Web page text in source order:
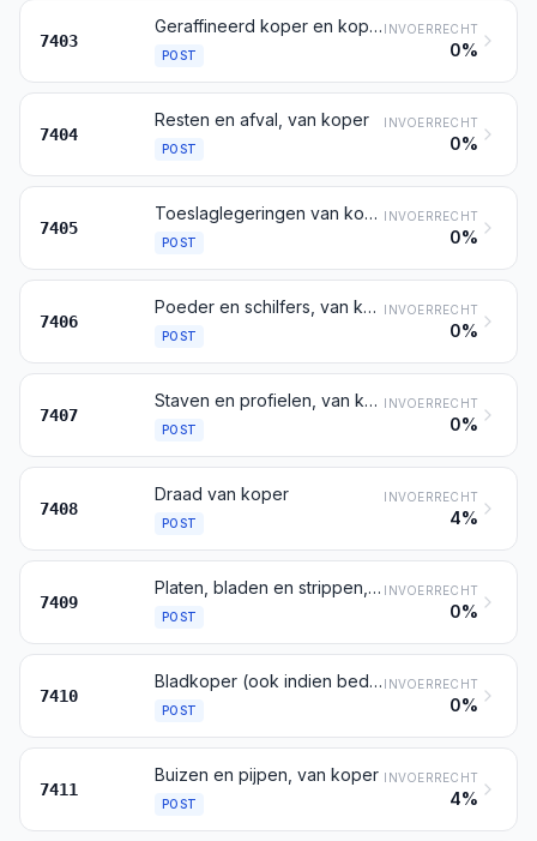
7403
Geraffineerd koper en koperlegeringen, ruw
POST
INVOERRECHT
0%
7404
Resten en afval, van koper
POST
INVOERRECHT
0%
7405
Toeslaglegeringen van koper
POST
INVOERRECHT
0%
7406
Poeder en schilfers, van koper
POST
INVOERRECHT
0%
7407
Staven en profielen, van koper
POST
INVOERRECHT
0%
7408
Draad van koper
POST
INVOERRECHT
4%
7409
Platen, bladen en strippen, van koper, met een dikte van meer dan 0,15 mm
POST
INVOERRECHT
0%
7410
Bladkoper (ook indien bedrukt of op een drager van papier, van karton, van kunststof of op dergelijke dragers) met een dikte van niet meer dan 0,15 mm (de dikte van de drager niet meegerekend)
POST
INVOERRECHT
0%
7411
Buizen en pijpen, van koper
POST
INVOERRECHT
4%